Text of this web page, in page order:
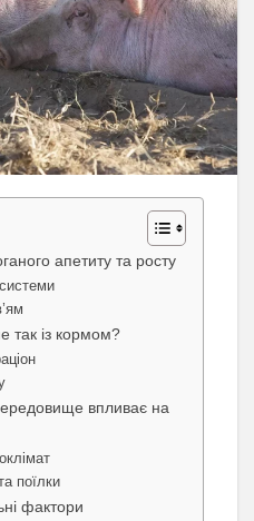
апетиту та росту
так із кормом?
впливає на
поїлки
фактори